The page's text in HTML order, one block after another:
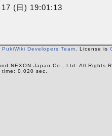
17 (日) 19:01:13
PukiWiki Developers Team . License is
NEXON Japan Co., Ltd. All Rights
0.020 sec.